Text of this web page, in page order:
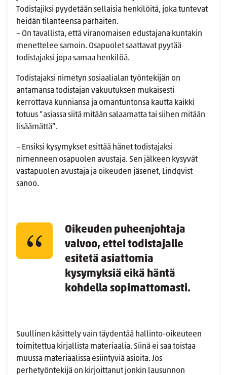
Todistajiksi pyydetään sellaisia henkilöitä, joka tuntevat
heidän tilanteensa parhaiten.
– On tavallista, että viranomaisen edustajana kuntakin
menettelee samoin. Osapuolet saattavat pyytää
todistajaksi jopa samaa henkilöä.
Todistajaksi nimetyn sosiaalialan työntekijän on
antamansa todistajan vakuutuksen mukaisesti
kerrottava kunniansa ja omantuntonsa kautta kaikki
totuus ”asiassa siitä mitään salaamatta tai siihen mitään
lisäämättä”.
– Ensiksi kysymykset esittää hänet todistajaksi
nimenneen osapuolen avustaja. Sen jälkeen kysyvät
vastapuolen avustaja ja oikeuden jäsenet, Lindqvist
sanoo.
Oikeuden puheenjohtaja
valvoo, ettei todistajalle
esitetä asiattomia
kysymyksiä eikä häntä
kohdella sopimattomasti.
Suullinen käsittely vain täydentää hallinto-oikeuteen
toimitettua kirjallista materiaalia. Siinä ei saa toistaa
muussa materiaalissa esiintyviä asioita. Jos
perhetyöntekijä on kirjoittanut jonkin lausunnon